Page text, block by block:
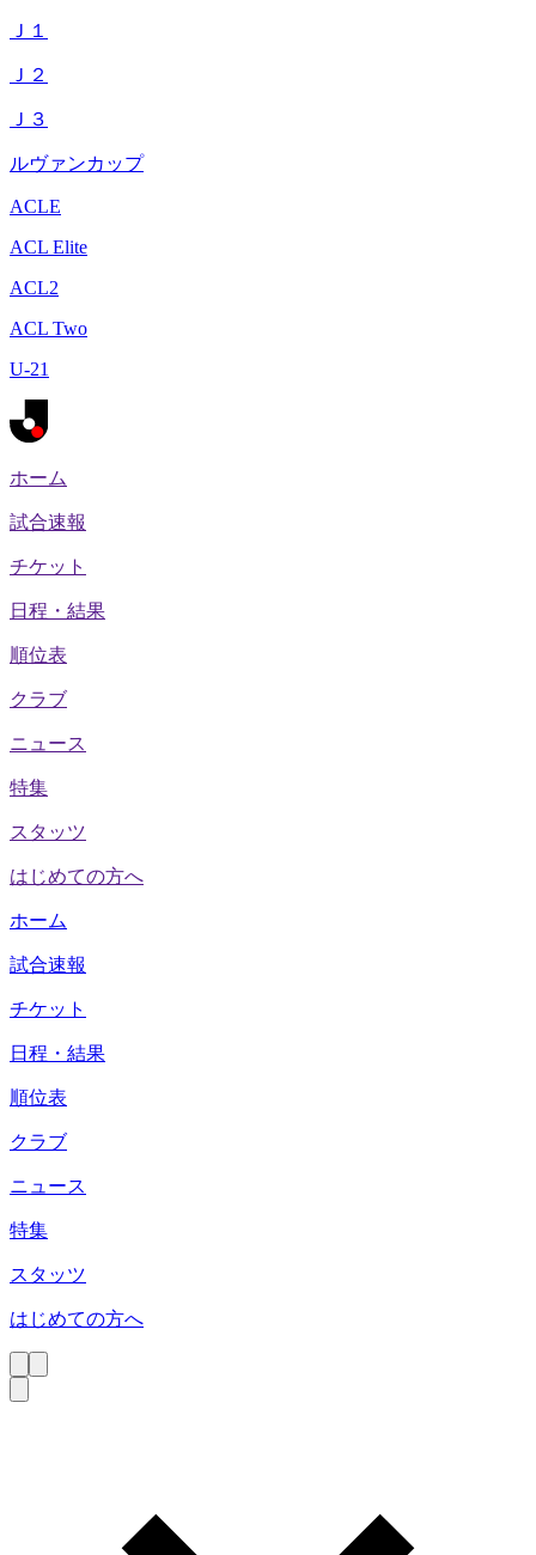
Ｊ１
Ｊ２
Ｊ３
ルヴァンカップ
ACLE
ACL Elite
ACL2
ACL Two
U-21
ホーム
試合速報
チケット
日程・結果
順位表
クラブ
ニュース
特集
スタッツ
はじめての方へ
ホーム
試合速報
チケット
日程・結果
順位表
クラブ
ニュース
特集
スタッツ
はじめての方へ